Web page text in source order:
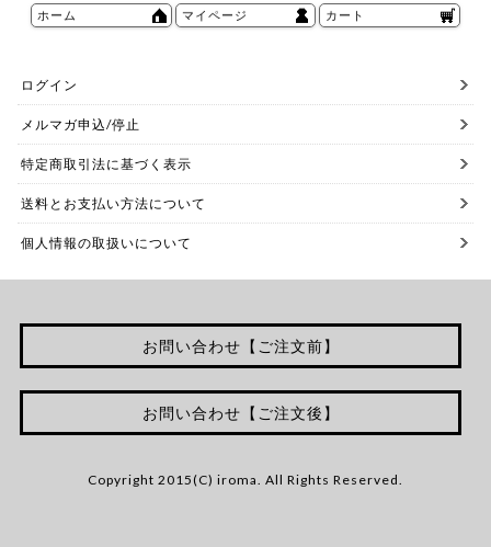
ホーム マイページ カート
ログイン
メルマガ申込/停止
特定商取引法に基づく表示
送料とお支払い方法について
個人情報の取扱いについて
お問い合わせ【ご注文前】
お問い合わせ【ご注文後】
Copyright 2015(C) iroma. All Rights Reserved.